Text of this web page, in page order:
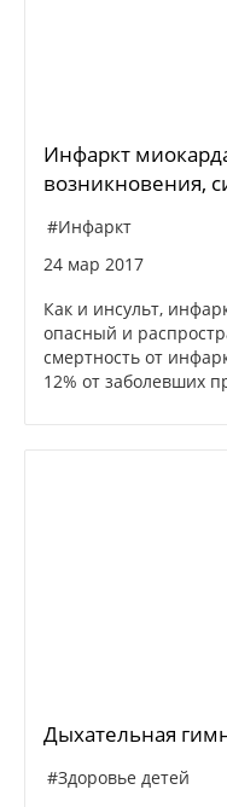
Инфаркт
возникновения,
#Инфаркт
24 мар 2017
Как и инсульт,
опасный и
смертность от
12% от заболевших
Дыхательная
#Здоровье детей